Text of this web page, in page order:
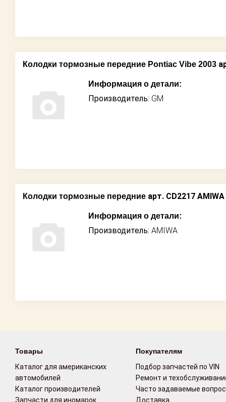
Колодки тормозные передние Pontiac Vibe 2003
Информация о детали:
Производитель: GM
Колодки тормозные передние арт. CD2217 AMIWA
Информация о детали:
Производитель: AMIWA
Товары
Каталог для американских
автомобилей
Каталог производителей
Запчасти для иномарок
Покупателям
Подбор запчастей по VIN
Ремонт и
Часто задаваемые
Доставка